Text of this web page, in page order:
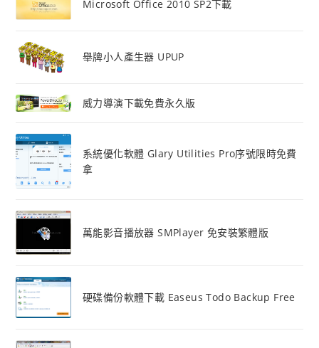
Microsoft Office 2010 SP2下載
舉牌小人產生器 UPUP
威力導演下載免費永久版
系統優化軟體 Glary Utilities Pro序號限時免費
拿
萬能影音播放器 SMPlayer 免安裝繁體版
硬碟備份軟體下載 Easeus Todo Backup Free